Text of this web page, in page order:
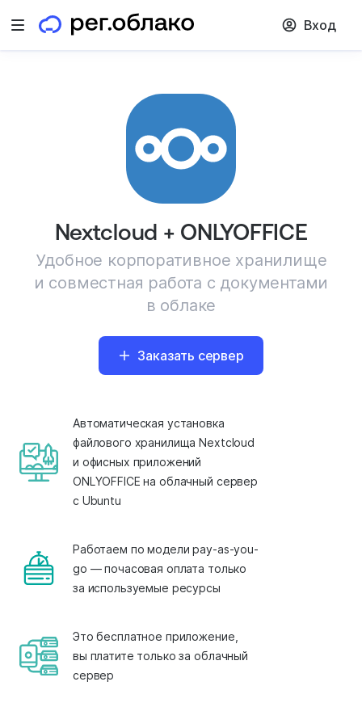
Открыть меню Вход
Nextcloud + ONLYOFFICE
Удобное корпоративное хранилище
и совместная работа с документами
в облаке
Заказать сервер
Автоматическая установка
файлового хранилища Nextcloud
и офисных приложений
ONLYOFFICE на облачный сервер
с Ubuntu
Работаем по модели pay-as-you-
go — почасовая оплата только
за используемые ресурсы
Это бесплатное приложение,
вы платите только за облачный
сервер